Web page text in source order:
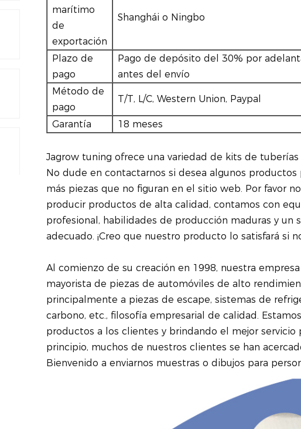
marítimo
de
exportación
Shanghái o Ningbo
Plazo de
pago
Pago de depósito del 30% por
antes del envío
Método de
pago
T/T, L/C, Western Union, Paypal
Garantía 18 meses
Jagrow tuning ofrece una variedad de kits de tuberías
No dude en contactarnos si desea algunos
más piezas que no figuran en el sitio web. Por favor
producir productos de alta calidad, contamos con
profesional, habilidades de producción maduras y un
adecuado. ¡Creo que nuestro producto lo satisfará si
Al comienzo de su creación en 1998, nuestra
mayorista de piezas de automóviles de alto
principalmente a piezas de escape, sistemas de
carbono, etc., filosofía empresarial de calidad.
productos a los clientes y brindando el mejor servicio
principio, muchos de nuestros clientes se han
Bienvenido a enviarnos muestras o dibujos para